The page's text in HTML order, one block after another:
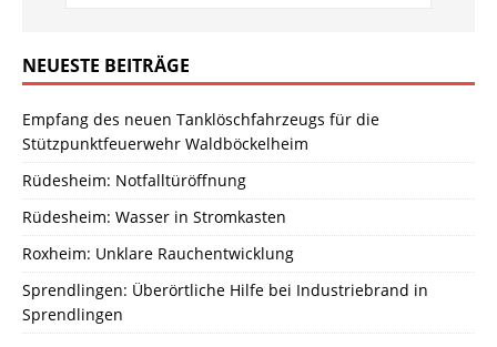
NEUESTE BEITRÄGE
Empfang des neuen Tanklöschfahrzeugs für die
Stützpunktfeuerwehr Waldböckelheim
Rüdesheim: Notfalltüröffnung
Rüdesheim: Wasser in Stromkasten
Roxheim: Unklare Rauchentwicklung
Sprendlingen: Überörtliche Hilfe bei Industriebrand in
Sprendlingen